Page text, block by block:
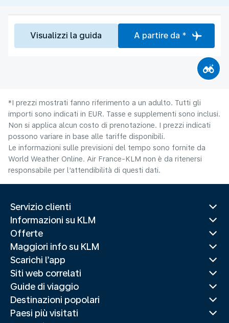
Visualizzi la guida A partire da *
*I prezzi mostrati fanno riferimento a un adulto. Tutti gli
importi sono indicati in EUR. Tasse e supplementi sono inclusi.
Non si applica alcun costo di prenotazione. I prezzi indicati
possono variare in base alle tariffe disponibili.
Le informazioni sulle previsioni del tempo sono fornite da
World Weather Online. Air France-KLM non è da ritenersi
responsabile per l’attendibilità di questi dati.
Servizio clienti
Informazioni su KLM
Offerte
Maggiori info su KLM
Scarichi l’app
Siti web correlati
Guide di viaggio
Destinazioni popolari
Paesi più visitati